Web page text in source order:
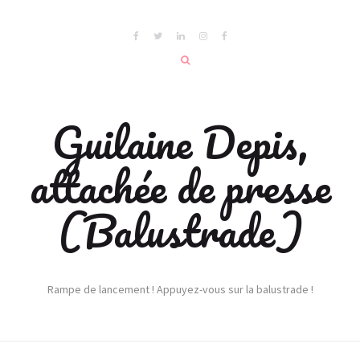
Guilaine Depis,
attachée de presse
(Balustrade)
Rampe de lancement ! Appuyez-vous sur la balustrade !